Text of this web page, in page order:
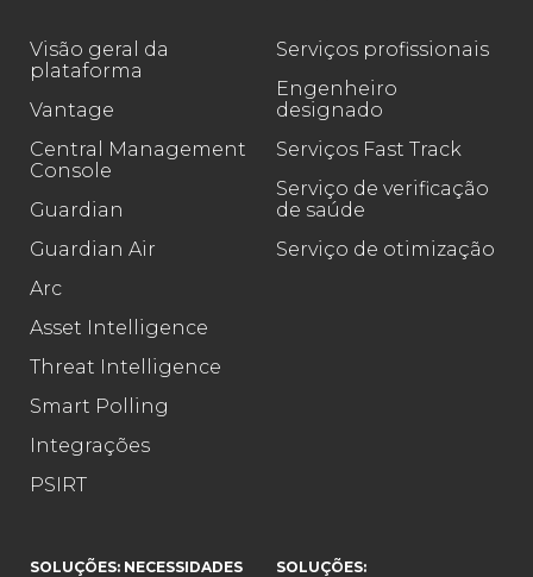
Visão geral da
plataforma
Vantage
Central Management
Console
Guardian
Guardian Air
Arc
Asset Intelligence
Threat Intelligence
Smart Polling
Integrações
PSIRT
Serviços profissionais
Engenheiro
designado
Serviços Fast Track
Serviço de verificação
de saúde
Serviço de otimização
SOLUÇÕES: NECESSIDADES
SOLUÇÕES: